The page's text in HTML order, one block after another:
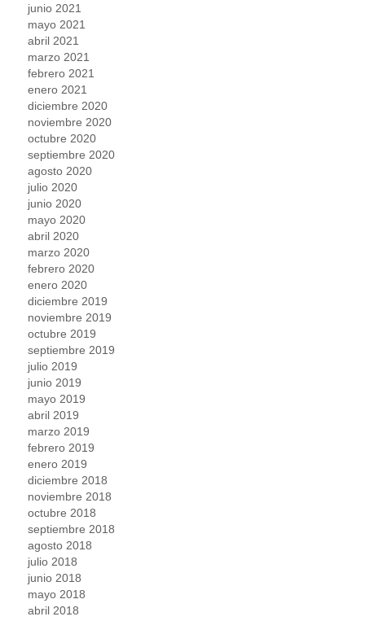
junio 2021
mayo 2021
abril 2021
marzo 2021
febrero 2021
enero 2021
diciembre 2020
noviembre 2020
octubre 2020
septiembre 2020
agosto 2020
julio 2020
junio 2020
mayo 2020
abril 2020
marzo 2020
febrero 2020
enero 2020
diciembre 2019
noviembre 2019
octubre 2019
septiembre 2019
julio 2019
junio 2019
mayo 2019
abril 2019
marzo 2019
febrero 2019
enero 2019
diciembre 2018
noviembre 2018
octubre 2018
septiembre 2018
agosto 2018
julio 2018
junio 2018
mayo 2018
abril 2018